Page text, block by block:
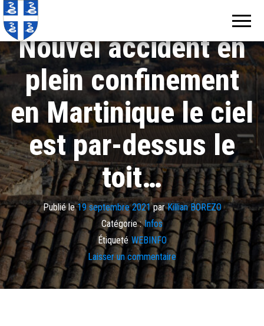
Nouvel accident en
plein confinement
en Martinique le ciel
est par-dessus le
toit…
Publié le19 septembre 2021parKillian BOREZO
Catégorie : Infos
Étiqueté WEBINFO
Laisser un commentaire